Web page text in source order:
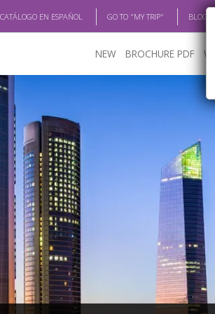
EN ESPAÑOL GO TO "MY TRIP" BLOG
NEW BROCHURE PDF